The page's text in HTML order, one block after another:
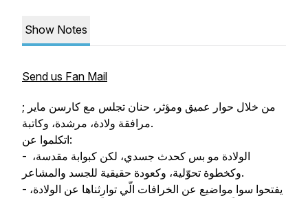
Show Notes
Send us Fan Mail
من خلال حوار عميق ومؤثر، حنان تجلس مع كارسن ماير ;
مرافقة ولادة، مرشدة، وكاتبة.
اتكلموا عن:
- الولادة مو بس كحدث جسدي، لكن كبوابة مقدسة،
وكخطوة تحوّلية، وكعودة حقيقية للجسد والمشاعر.
- يفتحوا سوا مواضيع عن الخرافات الّي توارثناها عن الولادة،